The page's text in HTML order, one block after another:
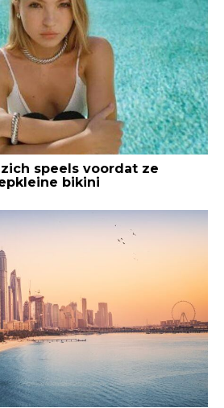
speels voordat ze
bikini